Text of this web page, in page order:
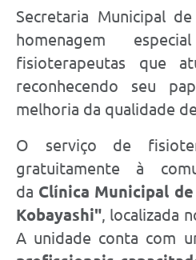
Secretaria Municipal
homenagem
fisioterapeutas que
reconhecendo seu
melhoria da qualidade
O serviço de
gratuitamente à
da Clínica Municipal
Kobayashi" , localizada
A unidade conta com